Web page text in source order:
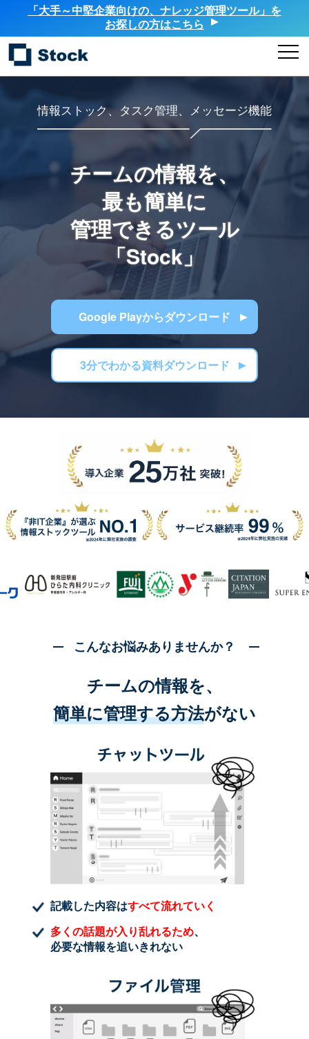
「大手～中堅企業向けの、ナレッジ管理ツール」を
お探しの方はこちら
情報ストック、タスク管理、メッセージ機能
チームの情報を、
最も簡単に
管理できるツール
「Stock」
Google Playからダウンロード
3分でわかる資料ダウンロード
こんなお悩みありませんか？
チームの情報を、
簡単に管理する方法がない
記載した内容はすべて流れていく
多くの話題が入り乱れるため、
必要な情報を追いきれない